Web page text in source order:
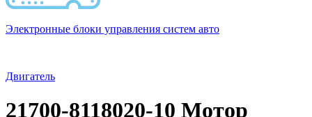
Электронные блоки управления систем авто
Двигатель
21700-8118020-10 Мотор